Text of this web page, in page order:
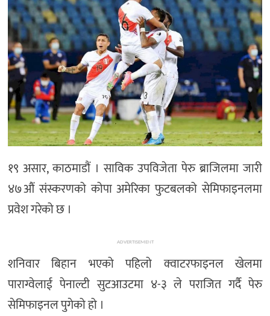
खेल
प्रविधि
भिडियो
१९ असार, काठमाडौं । साविक उपविजेता पेरु ब्राजिलमा जारी
४७औं संस्करणको कोपा अमेरिका फुटबलको सेमिफाइनलमा
प्रवेश गरेको छ ।
ADVERTISEMENT
शनिवार बिहान भएको पहिलो क्वाटरफाइनल खेलमा
पाराग्वेलाई पेनाल्टी सुटआउटमा ४-३ ले पराजित गर्दै पेरु
सेमिफाइनल पुगेको हो ।